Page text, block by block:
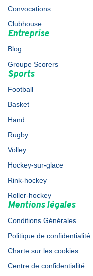
Convocations
Clubhouse
Entreprise
Blog
Groupe Scorers
Sports
Football
Basket
Hand
Rugby
Volley
Hockey-sur-glace
Rink-hockey
Roller-hockey
Mentions légales
Conditions Générales
Politique de confidentialité
Charte sur les cookies
Centre de confidentialité